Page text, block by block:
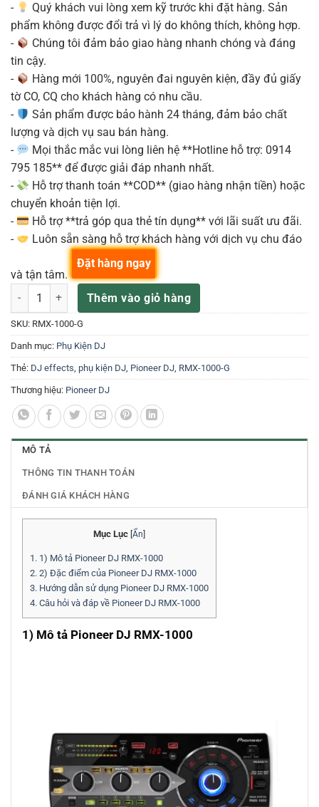
-
Quý khách vui lòng xem kỹ trước khi đặt hàng. Sản
phẩm không được đổi trả vì lý do không thích, không hợp.
-
Chúng tôi đảm bảo giao hàng nhanh chóng và đáng
tin cậy.
-
Hàng mới 100%, nguyên đai nguyên kiện, đầy đủ giấy
tờ CO, CQ cho khách hàng có nhu cầu.
-
Sản phẩm được bảo hành 24 tháng, đảm bảo chất
lượng và dịch vụ sau bán hàng.
-
Mọi thắc mắc vui lòng liên hệ **Hotline hỗ trợ: 0914
795 185** để được giải đáp nhanh nhất.
-
Hỗ trợ thanh toán **COD** (giao hàng nhận tiền) hoặc
chuyển khoản tiện lợi.
-
Hỗ trợ **trả góp qua thẻ tín dụng** với lãi suất ưu đãi.
-
Luôn sẵn sàng hỗ trợ khách hàng với dịch vụ chu đáo
và tận tâm.
THIẾT BỊ TẠO HIỆU ỨNG ÂM THANH PIONEER DJ RMX-1000 số
Thêm vào giỏ hàng
Đặt hàng ngay
SKU: RMX-1000-G
Danh mục: Phụ Kiện DJ
Thẻ: DJ effects, phụ kiện DJ, Pioneer DJ, RMX-1000-G
Thương hiệu: Pioneer DJ
MÔ TẢ
THÔNG TIN THANH TOÁN
ĐÁNH GIÁ KHÁCH HÀNG
Mục Lục [Ẩn]
1. 1) Mô tả Pioneer DJ RMX-1000
2. 2) Đặc điểm của Pioneer DJ RMX-1000
3. Hướng dẫn sử dụng Pioneer DJ RMX-1000
4. Câu hỏi và đáp về Pioneer DJ RMX-1000
1) Mô tả Pioneer DJ RMX-1000